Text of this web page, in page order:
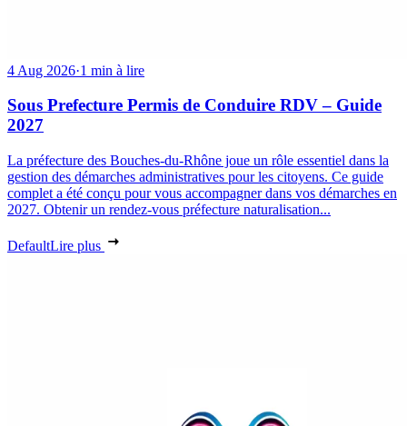
4 Aug 2026·1 min à lire
Sous Prefecture Permis de Conduire RDV – Guide
2027
La préfecture des Bouches-du-Rhône joue un rôle essentiel dans la
gestion des démarches administratives pour les citoyens. Ce guide
complet a été conçu pour vous accompagner dans vos démarches en
2027. Obtenir un rendez-vous préfecture naturalisation...
DefaultLire plus